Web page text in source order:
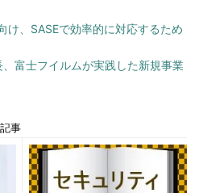
け、SASEで効率的に対応するため
富士フイルムが実践した新規事業
事